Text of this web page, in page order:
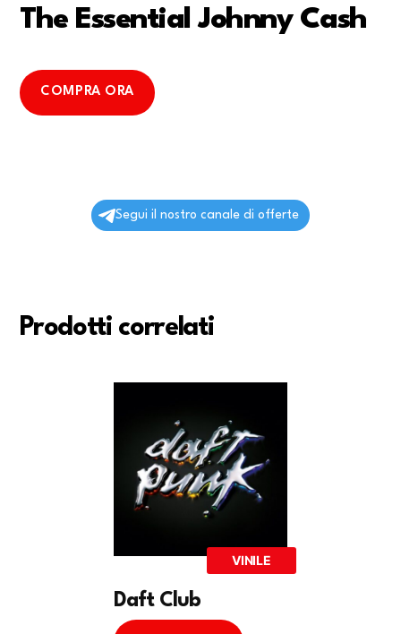
The Essential Johnny Cash
COMPRA ORA
Segui il nostro canale di offerte
Prodotti correlati
VINILE
Daft Club